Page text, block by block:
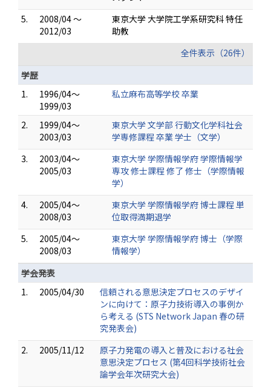
5.
2008/04 ～
2012/03
東京大学 大学院工学系研究科 特任
助教
全件表示（26件）
学歴
1.
1996/04～
1999/03
私立麻布高等学校 卒業
2.
1999/04～
2003/03
東京大学 文学部 行動文化学科社会
学専修課程 卒業 学士（文学）
3.
2003/04～
2005/03
東京大学 学際情報学府 学際情報学
専攻 修士課程 修了 修士（学際情報
学）
4.
2005/04～
2008/03
東京大学 学際情報学府 博士課程 単
位取得満期退学
5.
2005/04～
2008/03
東京大学 学際情報学府 博士（学際
情報学）
学会発表
1.
2005/04/30
信頼される意思決定プロセスのデザイ
ンに向けて：原子力技術導入の事例か
ら考える (STS Network Japan 春の研
究発表会)
2.
2005/11/12
原子力発電の導入と普及における社会
意思決定プロセス (第4回科学技術社会
論学会年次研究大会)